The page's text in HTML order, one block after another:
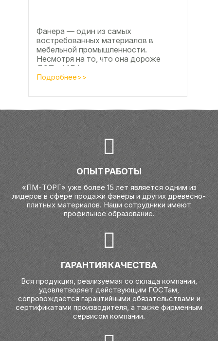
Фанера — один из самых
востребованных материалов в
мебельной промышленности.
Несмотря на то, что она дороже
ДСП и МДФ , ее очень часто
используют для изготовления...
Подробнее>>
ОПЫТ РАБОТЫ
«ПМ-ТОРГ» уже более 15 лет является одним из
лидеров в сфере продажи фанеры и других древесно-
плитных материалов. Наши сотрудники имеют
профильное образование.
ГАРАНТИЯ КАЧЕСТВА
Вся продукция, реализуемая со склада компании,
удовлетворяет действующим ГОСТам,
сопровождается гарантийными обязательствами и
сертификатами производителя, а также фирменным
сервисом компании.